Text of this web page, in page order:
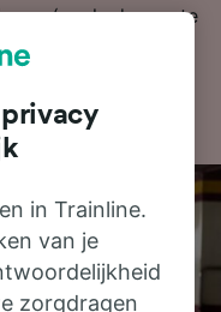
(zoals de eerste
en tips voor
in Trainline.
van je
zorgdragen